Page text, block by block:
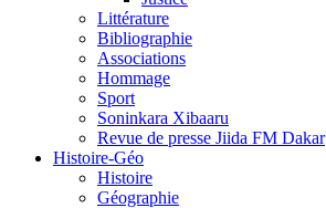
Littérature
Bibliographie
Associations
Hommage
Sport
Soninkara Xibaaru
Revue de presse Jiida FM Dakar
Histoire-Géo
Histoire
Géographie